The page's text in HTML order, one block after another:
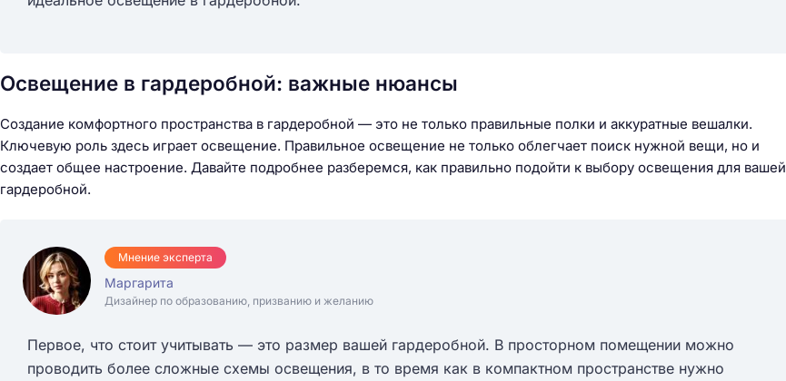
Освещение в гардеробной: важные нюансы
Создание комфортного пространства в гардеробной — это не только правильные полки и аккуратные вешалки.
Ключевую роль здесь играет освещение. Правильное освещение не только облегчает поиск нужной вещи, но и
создает общее настроение. Давайте подробнее разберемся, как правильно подойти к выбору освещения для вашей
гардеробной.
Мнение эксперта
Маргарита
Дизайнер по образованию, призванию и желанию
Первое, что стоит учитывать — это размер вашей гардеробной. В просторном помещении можно
проводить более сложные схемы освещения, в то время как в компактном пространстве нужно